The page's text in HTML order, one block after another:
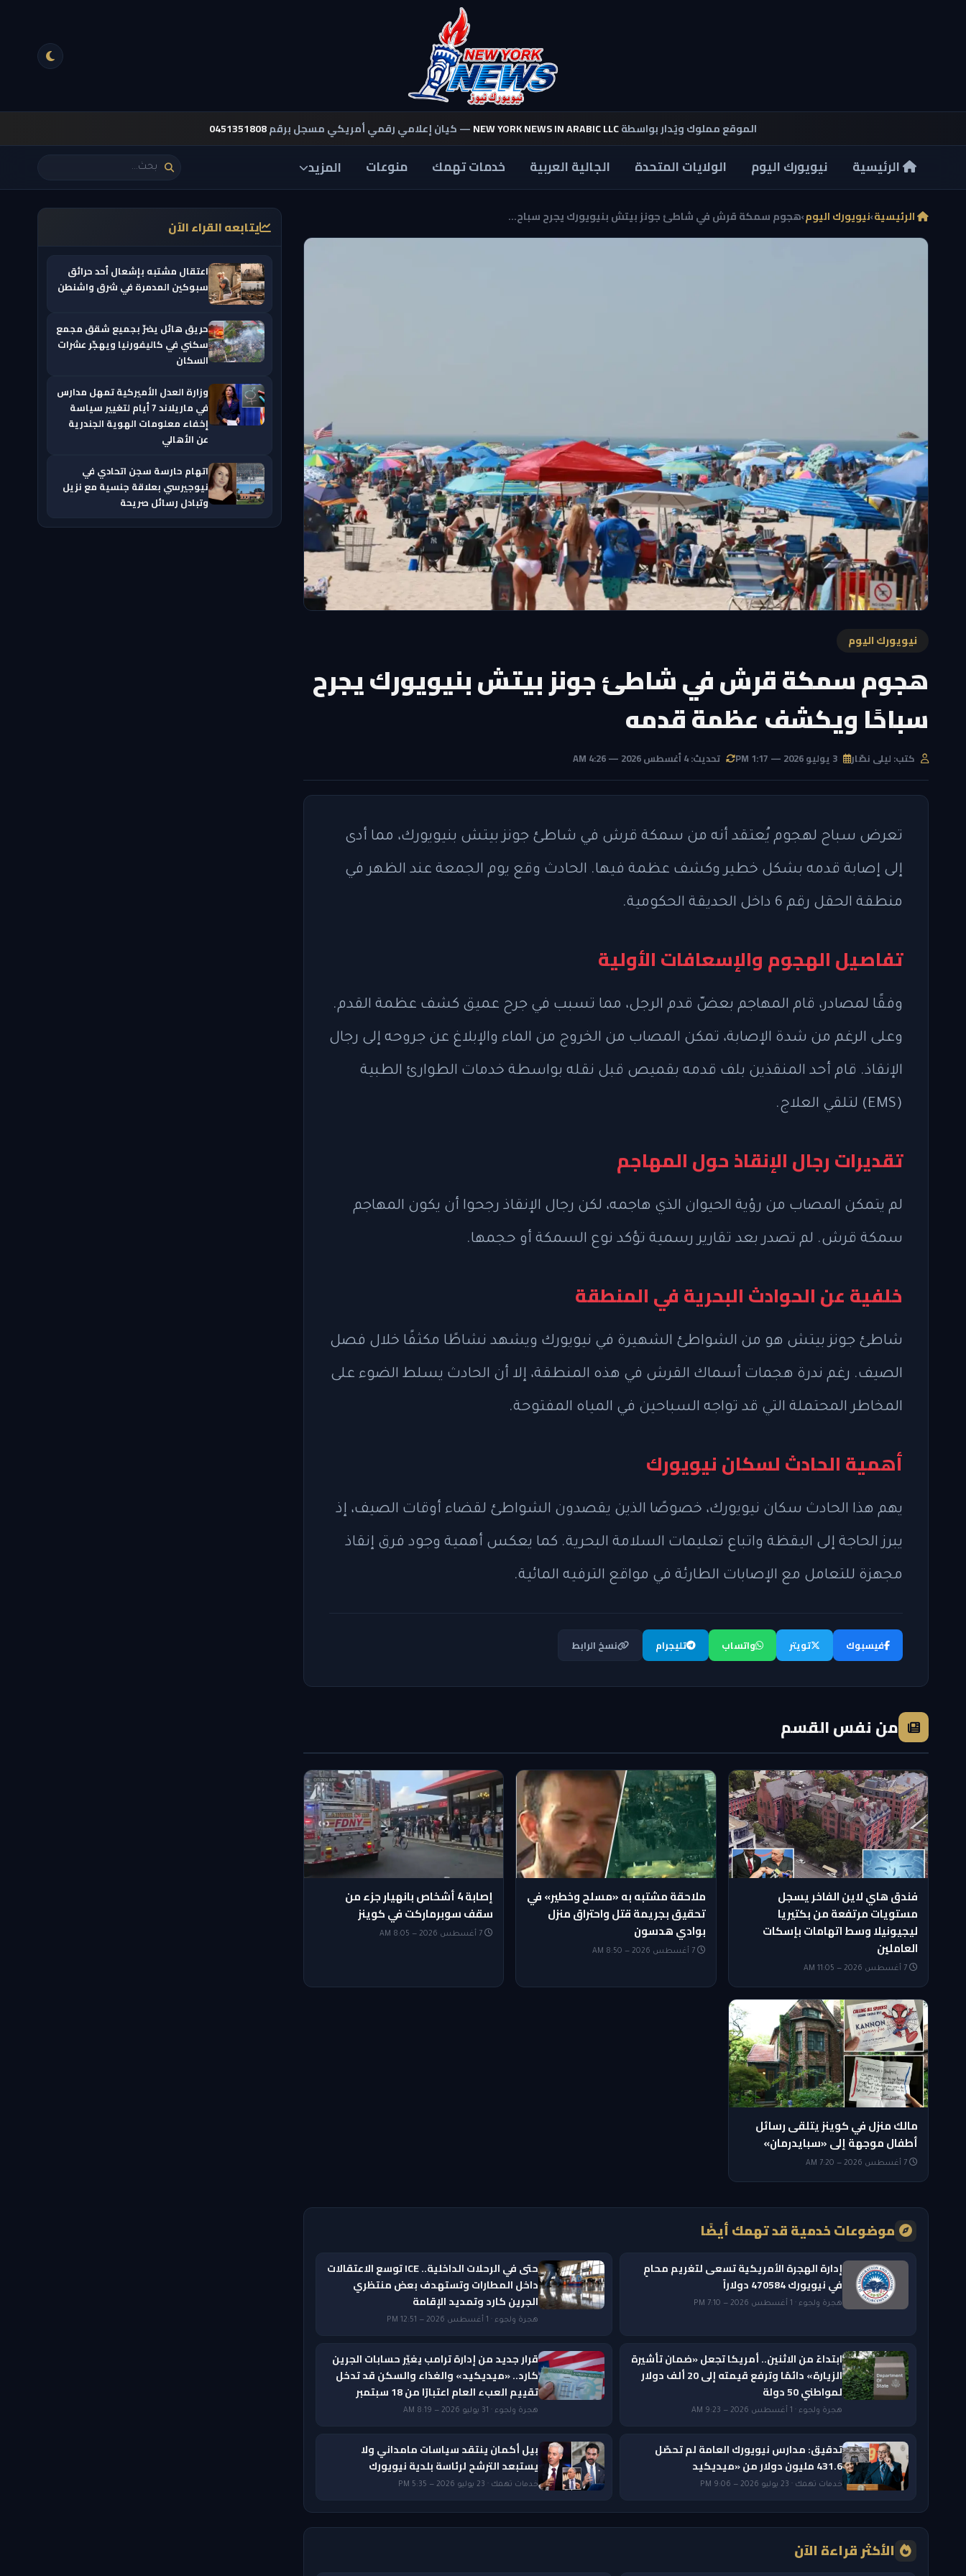
الموقع مملوك ويُدار بواسطةNEW YORK NEWS IN ARABIC LLC— كيان إعلامي رقمي أمريكي مسجل برقم0451351808
الرئيسية نيويورك اليوم الولايات المتحدة الجالية العربية خدمات تهمك منوعات المزيد
الرئيسية›نيويورك اليوم›هجوم سمكة قرش في شاطئ جونز بيتش بنيويورك يجرح سباح...
نيويورك اليوم
هجوم سمكة قرش في شاطئ جونز بيتش بنيويورك يجرح
سباحًا ويكشف عظمة قدمه
كتب: ليلى نصّار تحديث: 4 أغسطس 2026 — 4:26 AM
تعرض سباح لهجوم يُعتقد أنه من سمكة قرش في شاطئ جونز بيتش بنيويورك، مما أدى
إلى إصابة قدمه بشكل خطير وكشف عظمة فيها. الحادث وقع يوم الجمعة عند الظهر في
منطقة الحقل رقم 6 داخل الحديقة الحكومية.
تفاصيل الهجوم والإسعافات الأولية
وفقًا لمصادر، قام المهاجم بعضّ قدم الرجل، مما تسبب في جرح عميق كشف عظمة القدم.
وعلى الرغم من شدة الإصابة، تمكن المصاب من الخروج من الماء والإبلاغ عن جروحه إلى رجال
الإنقاذ. قام أحد المنقذين بلف قدمه بقميص قبل نقله بواسطة خدمات الطوارئ الطبية
(EMS) لتلقي العلاج.
تقديرات رجال الإنقاذ حول المهاجم
لم يتمكن المصاب من رؤية الحيوان الذي هاجمه، لكن رجال الإنقاذ رجحوا أن يكون المهاجم
سمكة قرش. لم تصدر بعد تقارير رسمية تؤكد نوع السمكة أو حجمها.
خلفية عن الحوادث البحرية في المنطقة
شاطئ جونز بيتش هو من الشواطئ الشهيرة في نيويورك ويشهد نشاطًا مكثفًا خلال فصل
الصيف. رغم ندرة هجمات أسماك القرش في هذه المنطقة، إلا أن الحادث يسلط الضوء على
المخاطر المحتملة التي قد تواجه السباحين في المياه المفتوحة.
أهمية الحادث لسكان نيويورك
يهم هذا الحادث سكان نيويورك، خصوصًا الذين يقصدون الشواطئ لقضاء أوقات الصيف، إذ
يبرز الحاجة إلى اليقظة واتباع تعليمات السلامة البحرية. كما يعكس أهمية وجود فرق إنقاذ
مجهزة للتعامل مع الإصابات الطارئة في مواقع الترفيه المائية.
فيسبوك تويتر واتساب تليجرام نسخ الرابط
من نفس القسم
فندق هاي لاين الفاخر يسجل
مستويات مرتفعة من بكتيريا
ليجيونيلا وسط اتهامات بإسكات
العاملين
ملاحقة مشتبه به «مسلح وخطير» في
تحقيق بجريمة قتل واحتراق منزل
بوادي هدسون
7 أغسطس 2026 — 8:50 AM
إصابة 4 أشخاص بانهيار جزء من
سقف سوبرماركت في كوينز
7 أغسطس 2026 — 8:05 AM
مالك منزل في كوينز يتلقى رسائل
أطفال موجهة إلى «سبايدرمان»
موضوعات خدمية قد تهمك أيضًا
إدارة الهجرة الأمريكية تسعى لتغريم محامٍ
في نيويورك 470584 دولاراً
هجرة ولجوء · 1 أغسطس 2026 — 7:10 PM
حتى في الرحلات الداخلية.. ICE توسع الاعتقالات
داخل المطارات وتستهدف بعض منتظري
الجرين كارد وتمديد الإقامة
هجرة ولجوء · 1 أغسطس 2026 — 12:51 PM
ابتداءً من الاثنين.. أمريكا تجعل «ضمان تأشيرة
الزيارة» دائمًا وترفع قيمته إلى 20 ألف دولار
لمواطني 50 دولة
هجرة ولجوء · 1 أغسطس 2026 — 9:23 AM
قرار جديد من إدارة ترامب يغيّر حسابات الجرين
كارد.. «ميديكيد» والغذاء والسكن قد تدخل
تقييم العبء العام اعتبارًا من 18 سبتمبر
هجرة ولجوء · 31 يوليو 2026 — 8:19 AM
تدقيق: مدارس نيويورك العامة لم تحصّل
431.6 مليون دولار من «ميديكيد
خدمات تهمك · 23 يوليو 2026 — 9:06 PM
بيل أكمان ينتقد سياسات مامداني ولا
يستبعد الترشح لرئاسة بلدية نيويورك
خدمات تهمك · 23 يوليو 2026 — 5:35 PM
الأكثر قراءة الآن
يتابعه القراء الآن
اعتقال مشتبه بإشعال أحد حرائق
سبوكين المدمرة في شرق واشنطن
حريق هائل يضرّ بجميع شقق مجمع
سكني في كاليفورنيا ويهجّر عشرات
السكان
وزارة العدل الأميركية تمهل مدارس
في ماريلاند 7 أيام لتغيير سياسة
إخفاء معلومات الهوية الجندرية
عن الأهالي
اتهام حارسة سجن اتحادي في
نيوجيرسي بعلاقة جنسية مع نزيل
وتبادل رسائل صريحة